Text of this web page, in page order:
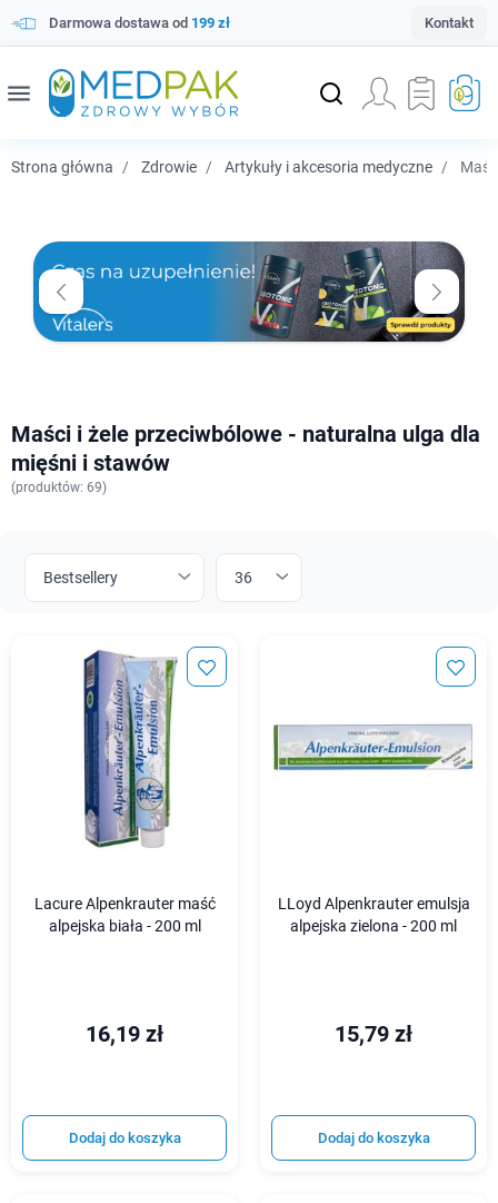
Darmowa dostawa od 199 zł Kontakt
menu
Strona główna Zdrowie Artykuły i akcesoria medyczne
Maści i żele przeciwbólowe - naturalna ulga dla
mięśni i stawów
(produktów: 69)
Lacure Alpenkrauter maść
alpejska biała - 200 ml
16,19 zł
Dodaj do koszyka
LLoyd Alpenkrauter emulsja
alpejska zielona - 200 ml
15,79 zł
Dodaj do koszyka